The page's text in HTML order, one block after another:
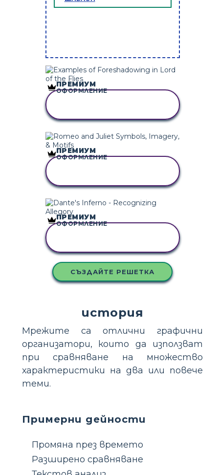
ПРЕМИУМ
ОФОРМЛЕНИЕ
ПРЕМИУМ
ОФОРМЛЕНИЕ
ПРЕМИУМ
ОФОРМЛЕНИЕ
СЪЗДАЙТЕ РЕШЕТКА
история
Мрежите са отлични графични
организатори, които да използват
при сравняване на множество
характеристики на два или повече
теми.
Примерни дейности
Промяна през времето
Разширено сравняване